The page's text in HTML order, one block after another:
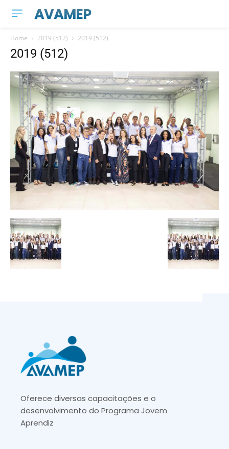
AVAMEP
Home 2019 (512) 2019 (512)
2019 (512)
Oferece diversas capacitações e o
desenvolvimento do Programa Jovem
Aprendiz